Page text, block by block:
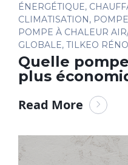
ÉNERGÉTIQUE,
CLIMATISATION,
POMPE À CHALEUR
GLOBALE, TILKEO
Quelle
plus
Read More